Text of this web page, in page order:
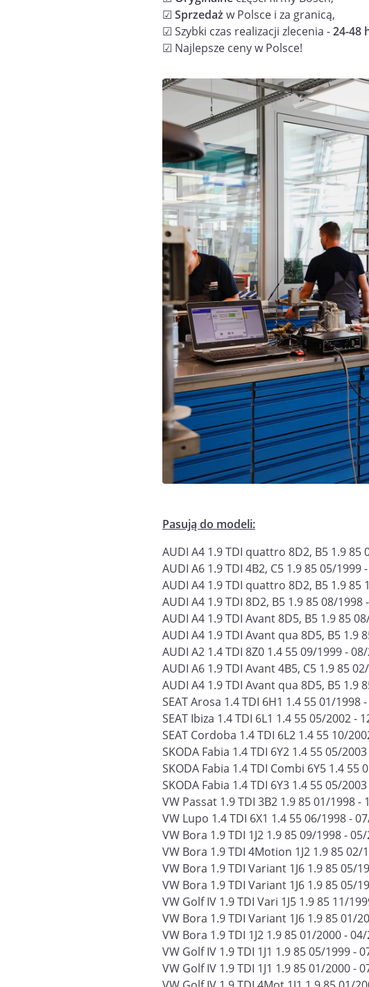
☑ Sprzedaż w Polsce i za granicą,
☑ Szybki czas realizacji zlecenia -24-48
☑ Najlepsze ceny w Polsce!
Pasują do modeli:
AUDI A4 1.9 TDI quattro 8D2, B5 1.9 85
AUDI A6 1.9 TDI 4B2, C5 1.9 85 05/1999
AUDI A4 1.9 TDI quattro 8D2, B5 1.9 85
AUDI A4 1.9 TDI 8D2, B5 1.9 85 08/1998
AUDI A4 1.9 TDI Avant 8D5, B5 1.9 85
AUDI A4 1.9 TDI Avant qua 8D5, B5 1.9
AUDI A2 1.4 TDI 8Z0 1.4 55 09/1999 -
AUDI A6 1.9 TDI Avant 4B5, C5 1.9 85
AUDI A4 1.9 TDI Avant qua 8D5, B5 1.9
SEAT Arosa 1.4 TDI 6H1 1.4 55 01/1998
SEAT Ibiza 1.4 TDI 6L1 1.4 55 05/2002 -
SEAT Cordoba 1.4 TDI 6L2 1.4 55 10/
SKODA Fabia 1.4 TDI 6Y2 1.4 55 05/
SKODA Fabia 1.4 TDI Combi 6Y5 1.4 55
SKODA Fabia 1.4 TDI 6Y3 1.4 55 05/
VW Passat 1.9 TDI 3B2 1.9 85 01/1998 -
VW Lupo 1.4 TDI 6X1 1.4 55 06/1998 -
VW Bora 1.9 TDI 1J2 1.9 85 09/1998 - 05/
VW Bora 1.9 TDI 4Motion 1J2 1.9 85 02/
VW Bora 1.9 TDI Variant 1J6 1.9 85 05/
VW Bora 1.9 TDI Variant 1J6 1.9 85 05/
VW Golf IV 1.9 TDI Vari 1J5 1.9 85 11/
VW Bora 1.9 TDI Variant 1J6 1.9 85 01/
VW Bora 1.9 TDI 1J2 1.9 85 01/2000 -
VW Golf IV 1.9 TDI 1J1 1.9 85 05/1999 -
VW Golf IV 1.9 TDI 1J1 1.9 85 01/2000 -